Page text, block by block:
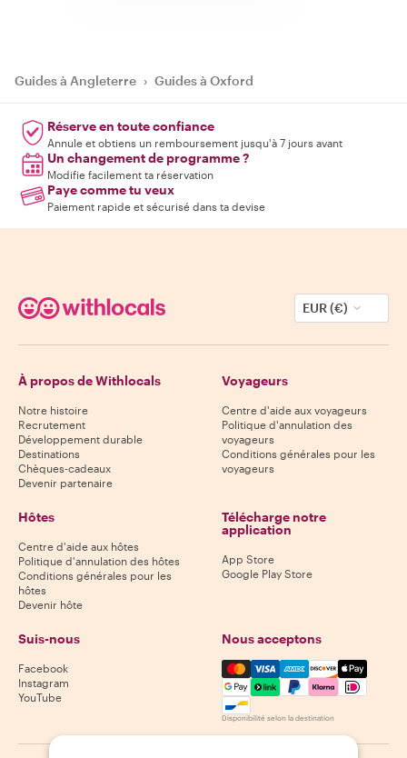
Guides à Angleterre › Guides à Oxford
Réserve en toute confiance
Annule et obtiens un remboursement jusqu'à 7 jours avant
Un changement de programme ?
Modifie facilement ta réservation
Paye comme tu veux
Paiement rapide et sécurisé dans ta devise
EUR (€)
À propos de Withlocals
Notre histoire
Recrutement
Développement durable
Destinations
Chèques-cadeaux
Devenir partenaire
Voyageurs
Centre d'aide aux voyageurs
Politique d'annulation des
voyageurs
Conditions générales pour les
voyageurs
Hôtes
Centre d'aide aux hôtes
Politique d'annulation des hôtes
Conditions générales pour les
hôtes
Devenir hôte
Télécharge notre
application
App Store
Google Play Store
Suis-nous
Facebook
Instagram
YouTube
Nous acceptons
Mastercard, Visa, Amex,
Disponibilité selon la destination